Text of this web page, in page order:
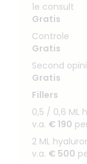
1e consult
Gratis
Controle
Gratis
Second
Gratis
Fillers
0,5 / 0,6 ML
v.a. € 190
2 ML
v.a. € 500